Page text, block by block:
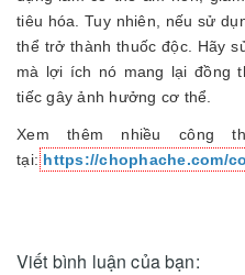
tiêu hóa. Tuy nhiên, nếu sử
thể trở thành thuốc độc. Hãy
mà lợi ích nó mang lại đồng
tiếc gây ảnh hưởng cơ thể.
Xem thêm nhiều công
tại:https://chophache.com/
Viết bình luận của bạn: